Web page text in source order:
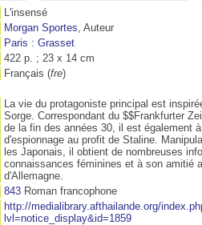
L'insensé
Morgan Sportes, Auteur
Paris : Grasset
422 p. ; 23 x 14 cm
Français (fre)
La vie du protagoniste principal est
Sorge. Correspondant du $$Frankfurter
de la fin des années 30, il est également
d'espionnage au profit de Staline.
les Japonais, il obtient de nombreuses
connaissances féminines et à son amitié
d'Allemagne.
843 Roman francophone
http://medialibrary.afthailande.org/
lvl=notice_display&id=1859